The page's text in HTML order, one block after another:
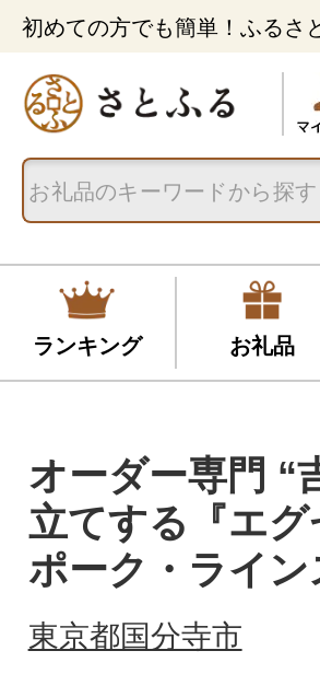
初めての方でも簡単！ふるさ
ランキング お礼品
オーダー専門 “
立てする『エ
ポーク・ライン
東京都国分寺市